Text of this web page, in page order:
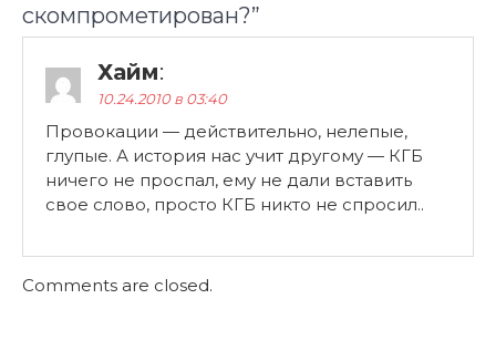
скомпрометирован?”
Хайм:
10.24.2010 в 03:40
Провокации — действительно, нелепые,
глупые. А история нас учит другому — КГБ
ничего не проспал, ему не дали вставить
свое слово, просто КГБ никто не спросил..
Comments are closed.